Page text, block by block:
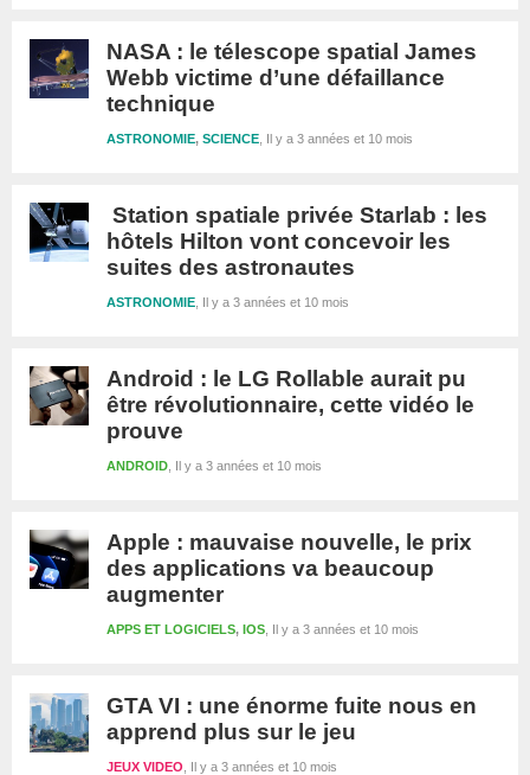
NASA : le télescope spatial James
Webb victime d’une défaillance
technique
Il y a 3 années et 10 mois
ASTRONOMIE, SCIENCE
Station spatiale privée Starlab : les
hôtels Hilton vont concevoir les
suites des astronautes
Il y a 3 années et 10 mois
ASTRONOMIE
Android : le LG Rollable aurait pu
être révolutionnaire, cette vidéo le
prouve
Il y a 3 années et 10 mois
ANDROID
Apple : mauvaise nouvelle, le prix
des applications va beaucoup
augmenter
Il y a 3 années et 10 mois
APPS ET LOGICIELS, IOS
GTA VI : une énorme fuite nous en
apprend plus sur le jeu
Il y a 3 années et 10 mois
JEUX VIDEO